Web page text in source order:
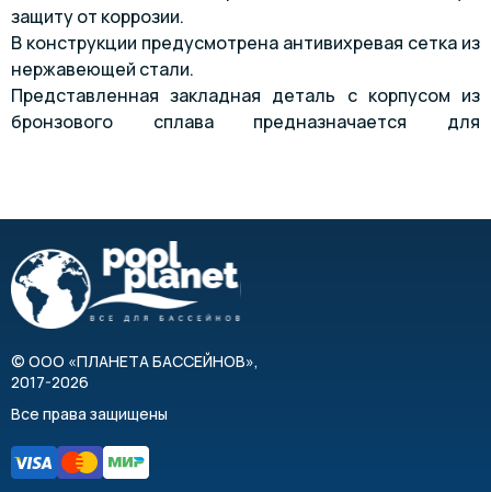
защиту от коррозии.
В конструкции предусмотрена антивихревая сетка из
нержавеющей стали.
Представленная закладная деталь с корпусом из
бронзового сплава предназначается для
© ООО «ПЛАНЕТА БАССЕЙНОВ»,
2017-2026
Все права защищены